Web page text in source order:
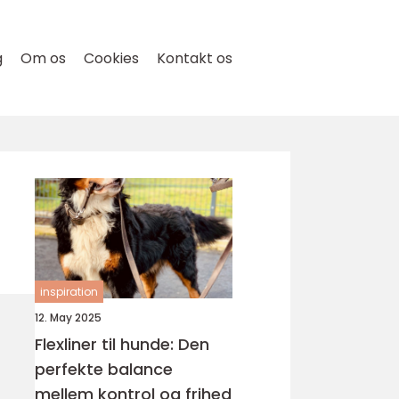
Om os Cookies Kontakt os
inspiration
12. May 2025
Flexliner til hunde: Den
perfekte balance
mellem kontrol og frihed